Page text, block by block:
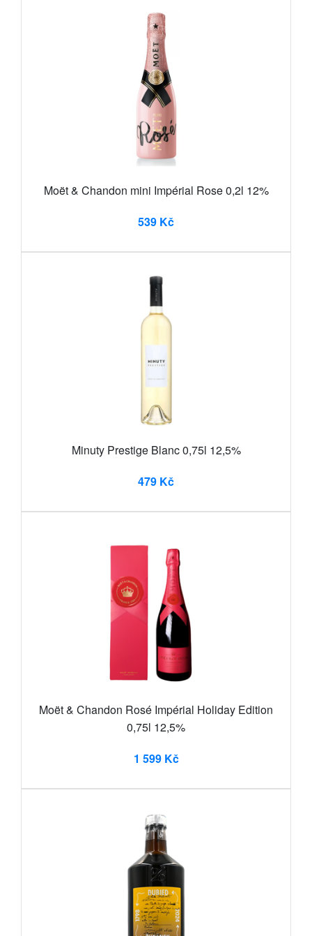
Moët & Chandon mini Impérial Rose 0,2l 12%
539 Kč
Minuty Prestige Blanc 0,75l 12,5%
479 Kč
Moët & Chandon Rosé Impérial Holiday Edition
0,75l 12,5%
1 599 Kč